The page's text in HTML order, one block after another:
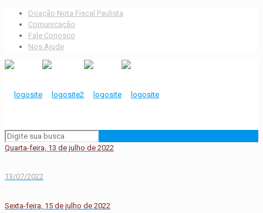
Doação Nota Fiscal Paulista
Comunicação
Fale Conosco
Nos Ajude
Quarta-feira, 13 de julho de 2022
13/07/2022
Sexta-feira, 15 de julho de 2022